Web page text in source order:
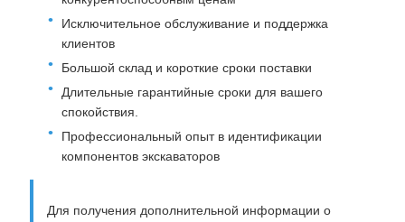
Исключительное обслуживание и поддержка
клиентов
Большой склад и короткие сроки поставки
Длительные гарантийные сроки для вашего
спокойствия.
Профессиональный опыт в идентификации
компонентов экскаваторов
Для получения дополнительной информации о